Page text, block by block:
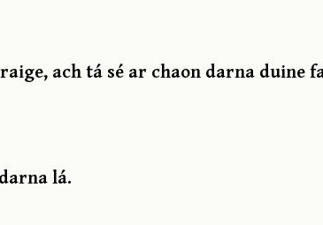
ach tá sé ar chaon darna duine
lá.